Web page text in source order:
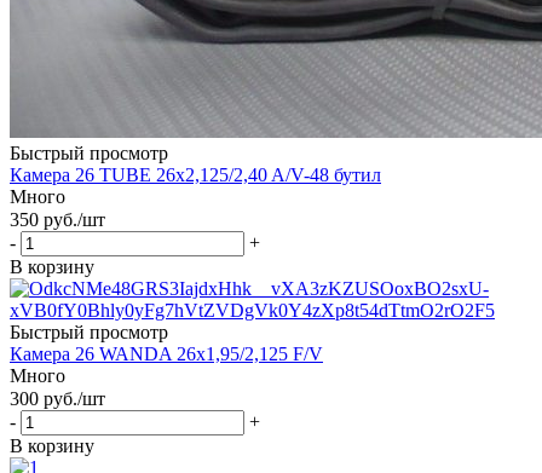
Быстрый просмотр
Камера 26 TUBE 26x2,125/2,40 A/V-48 бутил
Много
350 руб./шт
-
+
В корзину
Быстрый просмотр
Камера 26 WANDA 26х1,95/2,125 F/V
Много
300 руб./шт
-
+
В корзину